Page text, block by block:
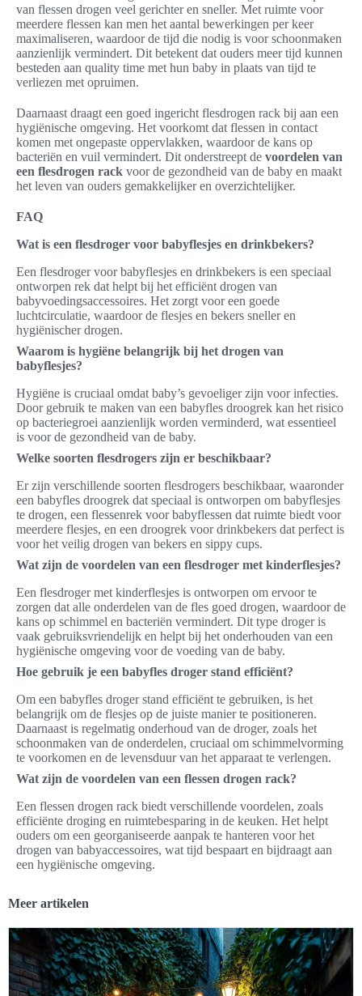
van flessen drogen veel gerichter en sneller. Met ruimte voor
meerdere flessen kan men het aantal bewerkingen per keer
maximaliseren, waardoor de tijd die nodig is voor schoonmaken
aanzienlijk vermindert. Dit betekent dat ouders meer tijd kunnen
besteden aan quality time met hun baby in plaats van tijd te
verliezen met opruimen.
Daarnaast draagt een goed ingericht flesdrogen rack bij aan een
hygiënische omgeving. Het voorkomt dat flessen in contact
komen met ongepaste oppervlakken, waardoor de kans op
bacteriën en vuil vermindert. Dit onderstreept de voordelen van
een flesdrogen rack voor de gezondheid van de baby en maakt
het leven van ouders gemakkelijker en overzichtelijker.
FAQ
Wat is een flesdroger voor babyflesjes en drinkbekers?
Een flesdroger voor babyflesjes en drinkbekers is een speciaal
ontworpen rek dat helpt bij het efficiënt drogen van
babyvoedingsaccessoires. Het zorgt voor een goede
luchtcirculatie, waardoor de flesjes en bekers sneller en
hygiënischer drogen.
Waarom is hygiëne belangrijk bij het drogen van
babyflesjes?
Hygiëne is cruciaal omdat baby’s gevoeliger zijn voor infecties.
Door gebruik te maken van een babyfles droogrek kan het risico
op bacteriegroei aanzienlijk worden verminderd, wat essentieel
is voor de gezondheid van de baby.
Welke soorten flesdrogers zijn er beschikbaar?
Er zijn verschillende soorten flesdrogers beschikbaar, waaronder
een babyfles droogrek dat speciaal is ontworpen om babyflesjes
te drogen, een flessenrek voor babyflessen dat ruimte biedt voor
meerdere flesjes, en een droogrek voor drinkbekers dat perfect is
voor het veilig drogen van bekers en sippy cups.
Wat zijn de voordelen van een flesdroger met kinderflesjes?
Een flesdroger met kinderflesjes is ontworpen om ervoor te
zorgen dat alle onderdelen van de fles goed drogen, waardoor de
kans op schimmel en bacteriën vermindert. Dit type droger is
vaak gebruiksvriendelijk en helpt bij het onderhouden van een
hygiënische omgeving voor de voeding van de baby.
Hoe gebruik je een babyfles droger stand efficiënt?
Om een babyfles droger stand efficiënt te gebruiken, is het
belangrijk om de flesjes op de juiste manier te positioneren.
Daarnaast is regelmatig onderhoud van de droger, zoals het
schoonmaken van de onderdelen, cruciaal om schimmelvorming
te voorkomen en de levensduur van het apparaat te verlengen.
Wat zijn de voordelen van een flessen drogen rack?
Een flessen drogen rack biedt verschillende voordelen, zoals
efficiënte droging en ruimtebesparing in de keuken. Het helpt
ouders om een georganiseerde aanpak te hanteren voor het
drogen van babyaccessoires, wat tijd bespaart en bijdraagt aan
een hygiënische omgeving.
Meer artikelen